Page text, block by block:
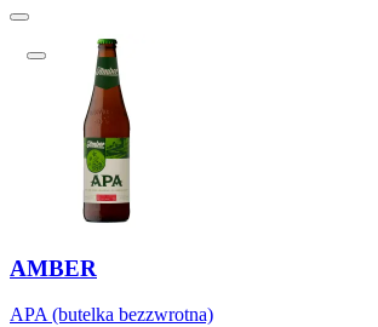
AMBER
APA (butelka bezzwrotna)